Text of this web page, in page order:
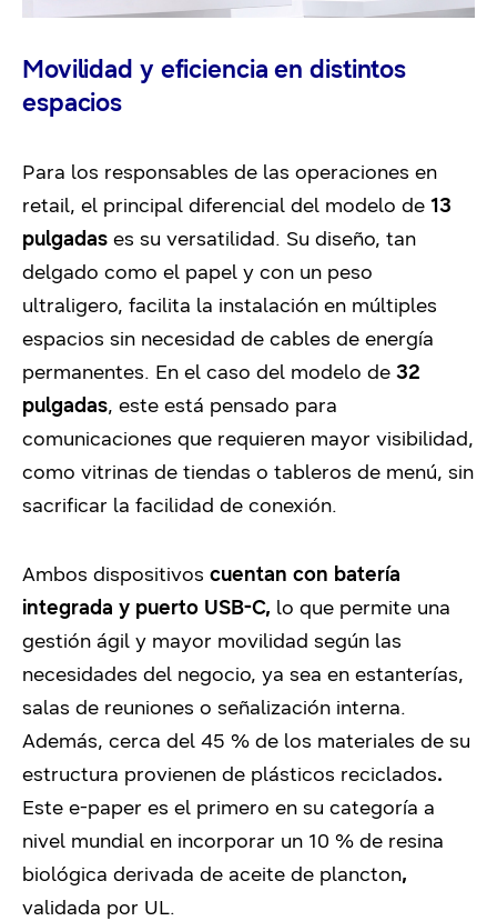
Movilidad y eficiencia en distintos
espacios
Para los responsables de las operaciones en
retail, el principal diferencial del modelo de 13
pulgadas es su versatilidad. Su diseño, tan
delgado como el papel y con un peso
ultraligero, facilita la instalación en múltiples
espacios sin necesidad de cables de energía
permanentes. En el caso del modelo de 32
pulgadas, este está pensado para
comunicaciones que requieren mayor visibilidad,
como vitrinas de tiendas o tableros de menú, sin
sacrificar la facilidad de conexión.
Ambos dispositivos cuentan con batería
integrada y puerto USB-C, lo que permite una
gestión ágil y mayor movilidad según las
necesidades del negocio, ya sea en estanterías,
salas de reuniones o señalización interna.
Además, cerca del 45 % de los materiales de su
estructura provienen de plásticos reciclados.
Este e-paper es el primero en su categoría a
nivel mundial en incorporar un 10 % de resina
biológica derivada de aceite de plancton,
validada por UL.